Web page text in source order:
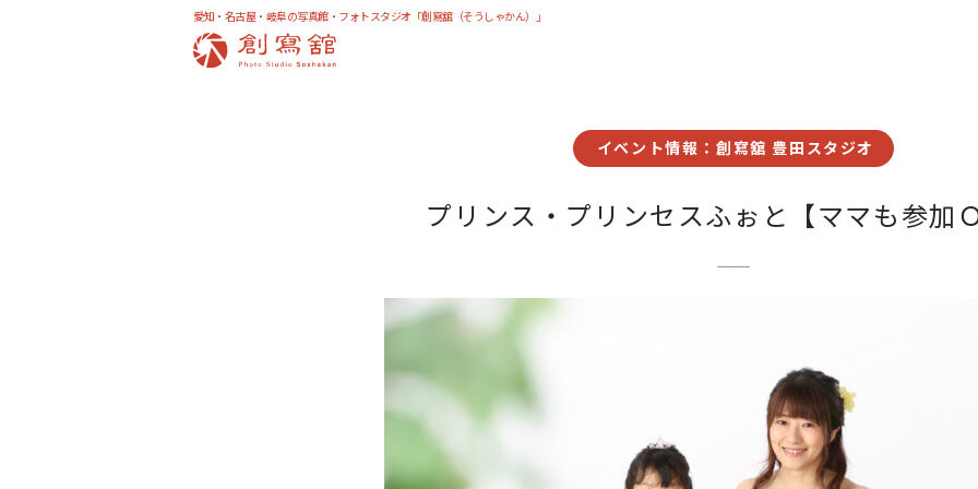
愛知・名古屋・岐阜の写真館・フォトスタジオ「創寫舘（そうしゃかん）」
イベント情報：創寫舘 豊田スタジオ
プリンス・プリンセスふぉと【ママも参加